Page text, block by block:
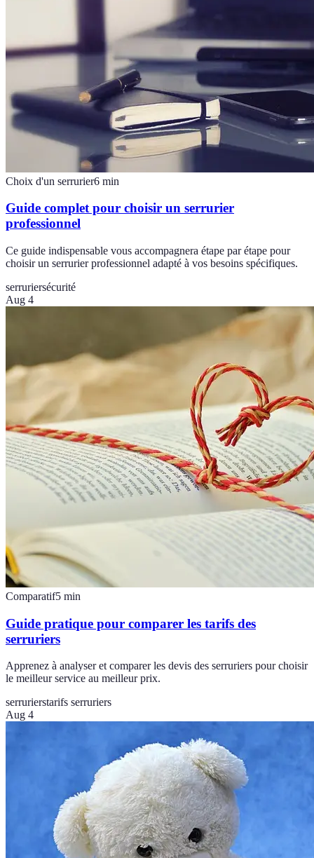
Choix d'un serrurier6 min
Guide complet pour choisir un serrurier
professionnel
Ce guide indispensable vous accompagnera étape par étape pour
choisir un serrurier professionnel adapté à vos besoins spécifiques.
serruriersécurité
Aug 4
Comparatif5 min
Guide pratique pour comparer les tarifs des
serruriers
Apprenez à analyser et comparer les devis des serruriers pour choisir
le meilleur service au meilleur prix.
serrurierstarifs serruriers
Aug 4